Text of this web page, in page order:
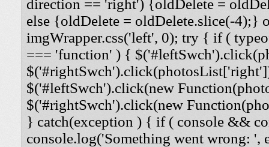
direction == 'right') {oldDelete =
else {oldDelete = oldDelete.slice(-4);}
imgWrapper.css('left', 0); try { if (
=== 'function' ) {
$('#leftSwch').click(new
$('#rightSwch').click(new
} catch(exception ) { if ( console &&
console.log('Something went wrong: